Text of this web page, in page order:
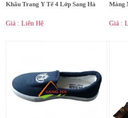
Khẩu Trang Y Tế 4 Lớp Sang Hà
Giá : Liên Hệ
Màng
Giá :